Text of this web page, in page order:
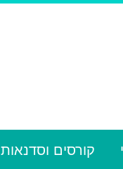
קורסים וסדנאות